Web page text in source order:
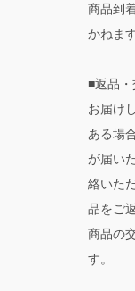
商品到
かねま
■返品
お届け
ある場
が届い
絡いた
品をご
商品の
す。